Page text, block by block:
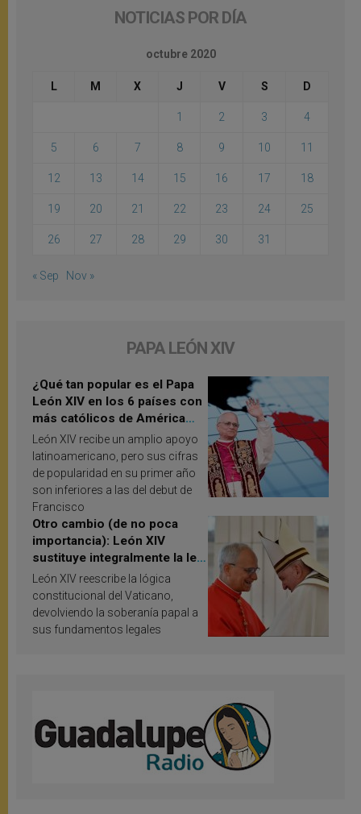
NOTICIAS POR DÍA
octubre 2020
L M X J V S D
1 2 3 4
5 6 7 8 9 10 11
12 13 14 15 16 17 18
19 20 21 22 23 24 25
26 27 28 29 30 31
« Sep Nov »
PAPA LEÓN XIV
¿Qué tan popular es el Papa
León XIV en los 6 países con
más católicos de América
Latina en 2026? Publican
resultados de investigación
León XIV recibe un amplio apoyo
latinoamericano, pero sus cifras
de popularidad en su primer año
son inferiores a las del debut de
Francisco
Otro cambio (de no poca
importancia): León XIV
sustituye integralmente la ley
vaticana de Papa Francisco
León XIV reescribe la lógica
constitucional del Vaticano,
devolviendo la soberanía papal a
sus fundamentos legales